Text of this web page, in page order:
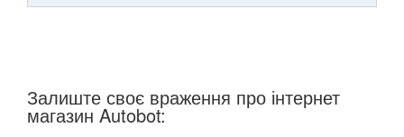
Залиште своє враження про інтернет
магазин Autobot: